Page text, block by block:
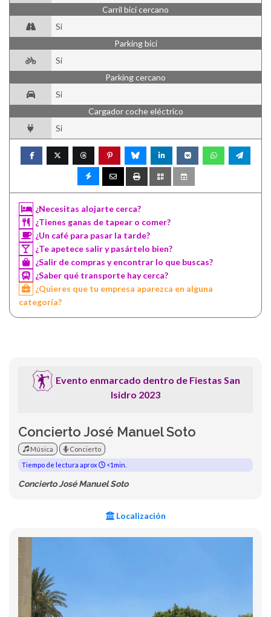
Carril bici cercano
Si
Parking bici
Si
Parking cercano
Si
Cargador coche eléctrico
Si
¿Necesitas alojarte cerca?
¿Tienes ganas de tapear o comer?
¿Un café para pasar la tarde?
¿Te apetece salir y pasártelo bien?
¿Salir de compras y encontrar lo que buscas?
¿Saber qué transporte hay cerca?
¿Quieres que tu empresa aparezca en alguna
categoría?
Evento enmarcado dentro de Fiestas San
Isidro 2023
Concierto José Manuel Soto
Música
Concierto
Tiempo de lectura aprox
<1min.
Concierto José Manuel Soto
Localización